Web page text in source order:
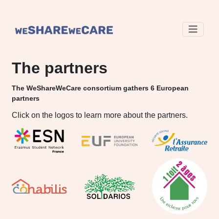
The partners
The WeShareWeCare consortium gathers 6 European
partners
Click on the logos to learn more about the partners.